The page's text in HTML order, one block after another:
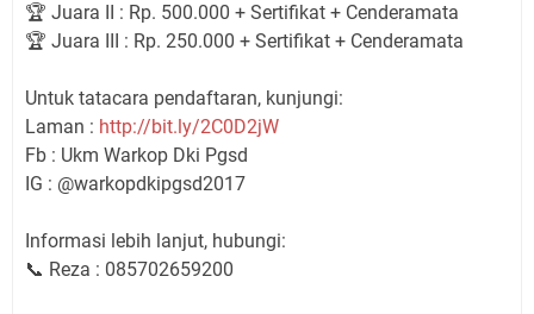
🏆 Juara II : Rp. 500.000 + Sertifikat + Cenderamata
🏆 Juara III : Rp. 250.000 + Sertifikat + Cenderamata
Untuk tatacara pendaftaran, kunjungi:
Laman : http://bit.ly/2C0D2jW
Fb : Ukm Warkop Dki Pgsd
IG : @warkopdkipgsd2017
Informasi lebih lanjut, hubungi:
📞 Reza : 085702659200